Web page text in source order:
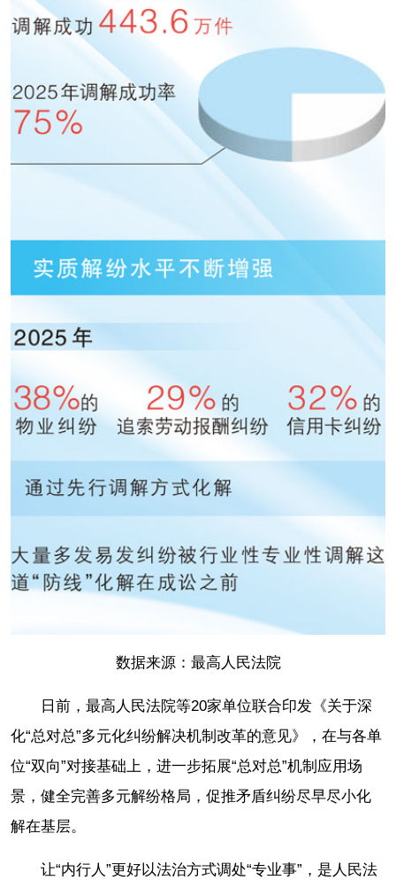
数据来源：最高人民法院
日前，最高人民法院等20家单位联合印发《关于深
化“总对总”多元化纠纷解决机制改革的意见》，在与各单
位“双向”对接基础上，进一步拓展“总对总”机制应用场
景，健全完善多元解纷格局，促推矛盾纠纷尽早尽小化
解在基层。
让“内行人”更好以法治方式调处“专业事”，是人民法